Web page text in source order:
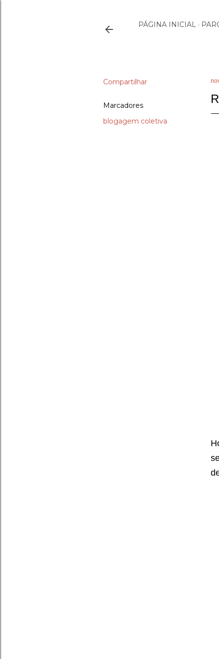
PÁGINA INICIAL
Compartilhar
Marcadores
blogagem coletiva